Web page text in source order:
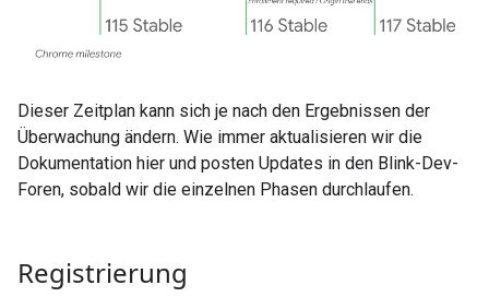
Dieser Zeitplan kann sich je nach den Ergebnissen der
Überwachung ändern. Wie immer aktualisieren wir die
Dokumentation hier und posten Updates in den Blink-Dev-
Foren, sobald wir die einzelnen Phasen durchlaufen.
Registrierung